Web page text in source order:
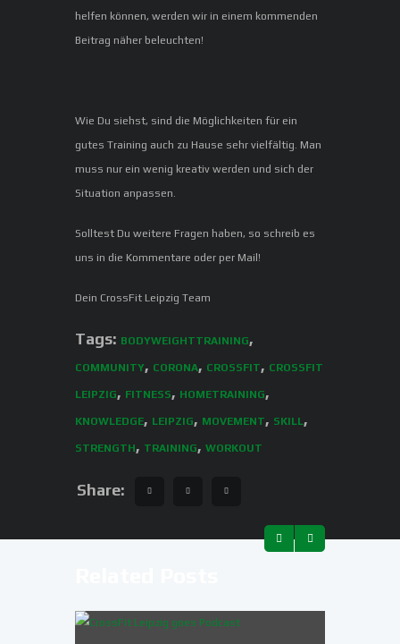
helfen können, werden wir in einem kommenden
Beitrag näher beleuchten!
Wie Du siehst, sind die Möglichkeiten für ein
gutes Training auch zu Hause sehr vielfältig. Man
muss nur ein wenig kreativ werden und sich der
Situation anpassen.
Solltest Du weitere Fragen haben, so schreib es
uns in die Kommentare oder per Mail!
Dein CrossFit Leipzig Team
Tags: BODYWEIGHTTRAINING,
COMMUNITY, CORONA, CROSSFIT, CROSSFIT
LEIPZIG, FITNESS, HOMETRAINING,
KNOWLEDGE, LEIPZIG, MOVEMENT, SKILL,
STRENGTH, TRAINING, WORKOUT
Share: